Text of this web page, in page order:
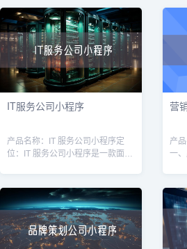
工具，旨在帮助公司提高效率、增
强客户体验
效
IT服务公司小程序
产品名称：IT 服务公司小程序定
位：IT 服务公司小程序是一款面向
案。通过该小程序，用户可以方便
快
营
产
一
升
程